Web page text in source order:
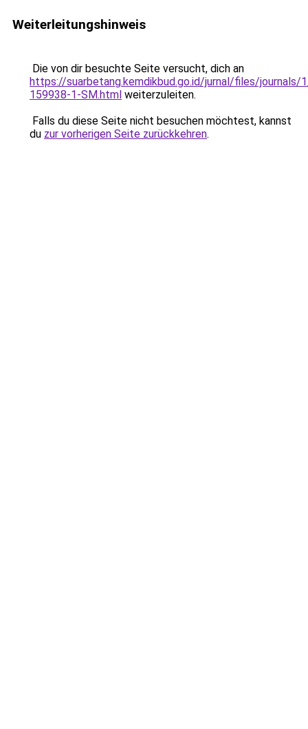
Weiterleitungshinweis
Die von dir besuchte Seite versucht, dich an
https://suarbetang.kemdikbud.go.id/jurnal/files/
159938-1-SM.html weiterzuleiten.
Falls du diese Seite nicht besuchen möchtest, kannst
du zur vorherigen Seite zurückkehren.